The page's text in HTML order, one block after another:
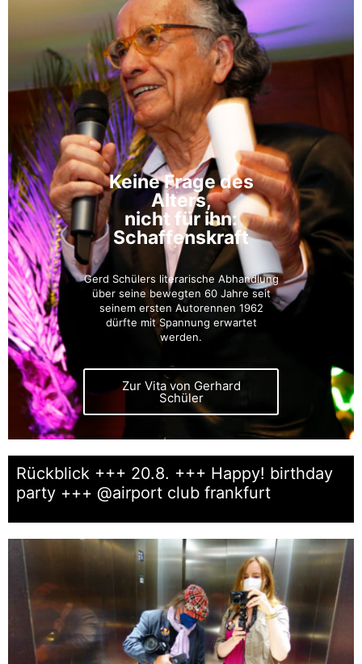
Keine Frage des
Alters,
nicht für ihn:
Schaffenskraft
Gerd Schülers literarische Abhandlung
über seine bewegten 60 Jahre seit
seinem ersten Autorennen 1962
dürfte mit Spannung erwartet
werden.
Zur Vita von Gerhard
Schüler
Rückblick +++ 20.8. +++ Happy! birthday
party +++ @airport club frankfurt